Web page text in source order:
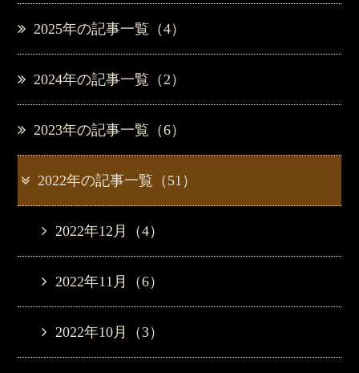
2025年の記事一覧（4）
2024年の記事一覧（2）
2023年の記事一覧（6）
2022年の記事一覧（51）
2022年12月（4）
2022年11月（6）
2022年10月（3）